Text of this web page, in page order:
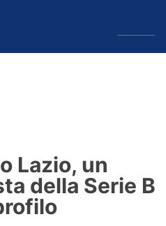
Lazio, un
della Serie B